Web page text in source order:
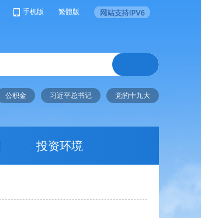
手机版 繁體版
公积金 习近平总书记 党的十九大
投资环境